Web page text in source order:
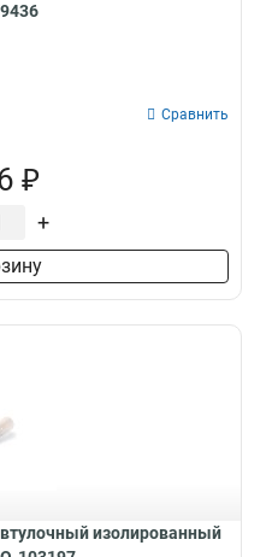
Сравнить
₽
+
изолированный